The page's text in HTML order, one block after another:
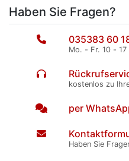
Haben Sie Fragen?
035383 60
Mo. - Fr. 10 - 17
kostenlos zu
per
Haben Sie